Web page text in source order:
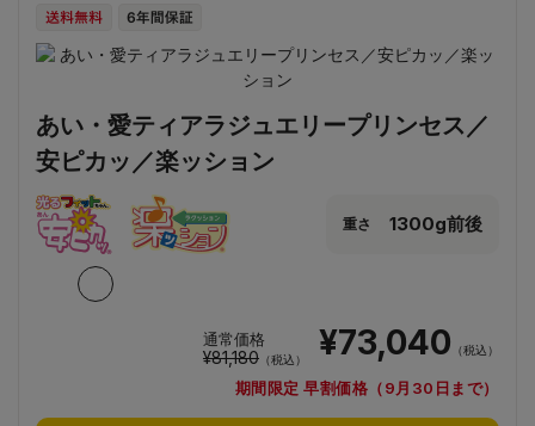
あい・愛ティアラジュエリープリンセス／
安ピカッ／楽ッション
重さ 1300g前後
通常価格
¥81,180 （税込） ¥73,040 （税込）
期間限定 早割価格（9月30日まで）